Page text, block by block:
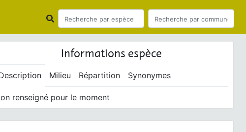
Informations espèce
Milieu Répartition Synonymes
renseigné pour le moment